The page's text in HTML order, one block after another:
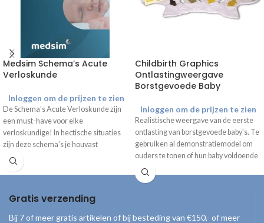
Medsim Schema’s Acute
Verloskunde
Inloggen om de prijzen te zien
De Schema’s Acute Verloskunde zijn
een must-have voor elke
verloskundige! In hectische situaties
zijn deze schema’s je houvast
waardoor er geen enkele stap wordt
overslagen om de complicatie te
in een handzaam A5 formaat.
Childbirth Graphics
Ontlastingweergave
Borstgevoede Baby
Inloggen om de prijzen te zien
Realistische weergave van de eerste
ontlasting van borstgevoede baby's. Te
gebruiken al demonstratiemodel om
ouders te tonen of hun baby voldoende
voeding binnenkrijgt. Inhoud set
4 luiers met ontlasting
Gratis verzending
Bij 7 of meer gratis artikelen of bij besteding van €150,- of meer